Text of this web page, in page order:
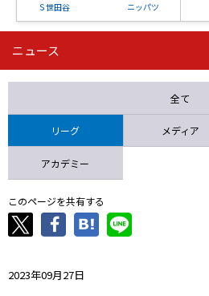
Ｓ世田谷 ニッパツ
第16節 09/05 (土) 15:00
ニッパツ
ニュース
全て
リーグ メディア
アカデミー
このページを共有する
2023年09月27日